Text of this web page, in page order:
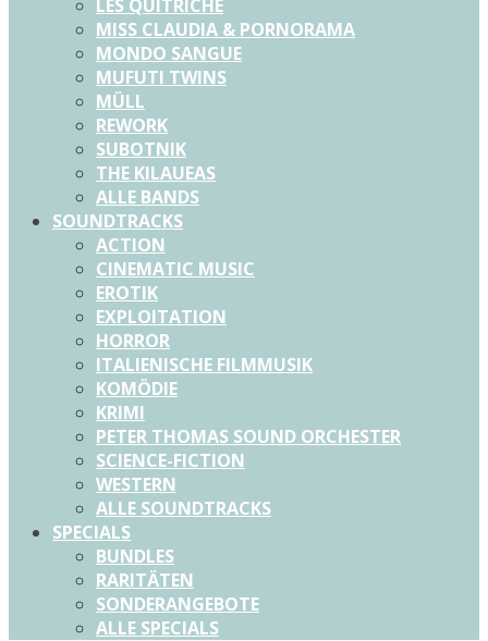
LES QUITRICHE
MISS CLAUDIA & PORNORAMA
MONDO SANGUE
MUFUTI TWINS
MÜLL
REWORK
SUBOTNIK
THE KILAUEAS
ALLE BANDS
SOUNDTRACKS
ACTION
CINEMATIC MUSIC
EROTIK
EXPLOITATION
HORROR
ITALIENISCHE FILMMUSIK
KOMÖDIE
KRIMI
PETER THOMAS SOUND ORCHESTER
SCIENCE-FICTION
WESTERN
ALLE SOUNDTRACKS
SPECIALS
BUNDLES
RARITÄTEN
SONDERANGEBOTE
ALLE SPECIALS